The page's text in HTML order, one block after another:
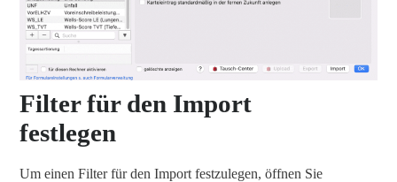
Filter für den Import
festlegen
Um einen Filter für den Import festzulegen, öffnen Sie